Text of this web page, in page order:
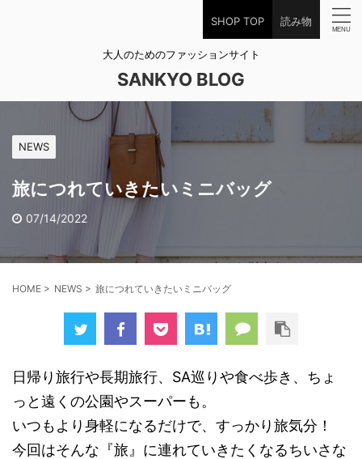
SHOP TOP 読み物
大人のためのファッションサイト
SANKYO BLOG
NEWS
旅につれていきたいミニバッグ
07/14/2022
HOME > NEWS > 旅につれていきたいミニバッグ
日帰り旅行や長期旅行、SA巡りや食べ歩き、ちょ
っと遠くの公園やスーパーも。
いつもより身軽になるだけで、すっかり旅気分！
今回はそんな『旅』に連れていきたくなるちいさな